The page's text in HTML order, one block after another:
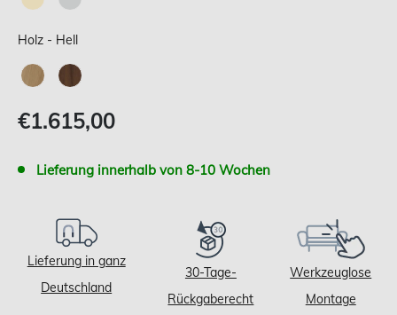
Holz - HellHolz
Verkaufspreis
€1.615,00
Lieferung innerhalb von 8-10 Wochen
Lieferung in ganz
Deutschland
30-Tage-
Rückgaberecht
Werkzeuglose
Montage